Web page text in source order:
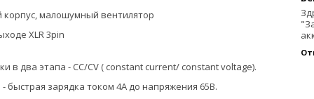
корпус, малошумный вентилятор
XLR 3pin
в два этапа - CC/CV ( constant current/ constant voltage).
быстрая зарядка током 4А до напряжения 65В.